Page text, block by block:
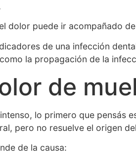
dolor puede ir acompañado
de una infección
la propagación de la
de
lo primero que pensás
pero no resuelve el origen
de la causa: